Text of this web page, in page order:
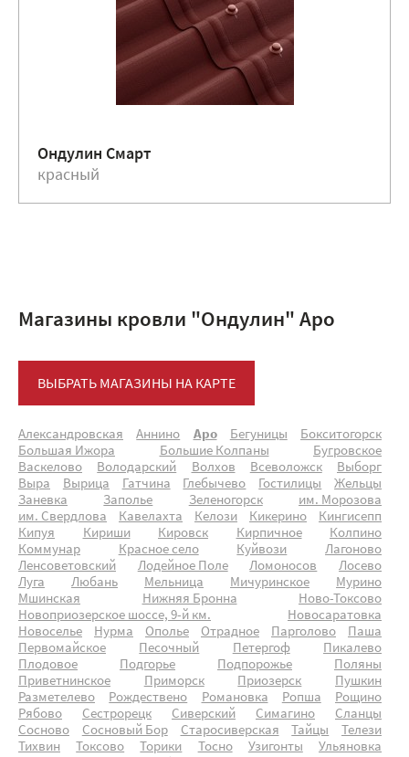
Ондулин Смарт
красный
Магазины кровли "Ондулин" Аро
ВЫБРАТЬ МАГАЗИНЫ НА КАРТЕ
Александровская Аннино Аро Бегуницы
Бокситогорск
Большая Ижора
Большие Колпаны
Бугровское
Васкелово
Володарский Волхов Всеволожск
Выборг
Выра
Вырица Гатчина Глебычево Гостилицы
Жельцы
Заневка
Заполье Зеленогорск
им. Морозова
им. Свердлова
Кавелахта Келози Кикерино
Кингисепп
Кипуя
Кириши Кировск Кирпичное
Колпино
Коммунар
Красное село Куйвози
Лагоново
Ленсоветовский
Лодейное Поле Ломоносов
Лосево
Луга
Любань Мельница Мичуринское
Мурино
Мшинская
Нижняя Бронна
Ново-Токсово
Новоприозерское шоссе, 9-й км.
Новосаратовка
Новоселье
Нурма Ополье Отрадное Парголово
Паша
Первомайское
Песочный Петергоф
Пикалево
Плодовое
Подгорье Подпорожье
Поляны
Приветнинское
Приморск Приозерск
Пушкин
Разметелево
Рождествено Романовка Ропша
Рощино
Рябово
Сестрорецк Сиверский Симагино
Сланцы
Сосново
Сосновый Бор Старосиверская Тайцы
Телези
Тихвин
Токсово Торики Тосно Узигонты
Ульяновка